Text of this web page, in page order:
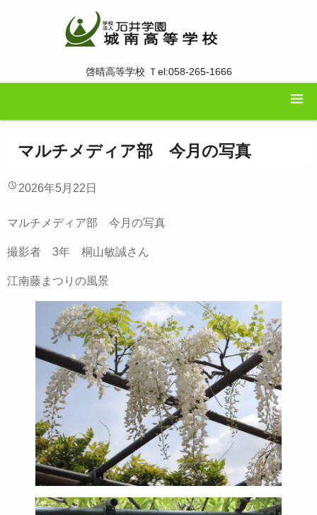
啓晴高等学校 Ｔel:058-265-1666
マルチメディア部 今月の写真
2026年5月22日
マルチメディア部 今月の写真
撮影者 3年 桐山敏誠さん
江南藤まつりの風景